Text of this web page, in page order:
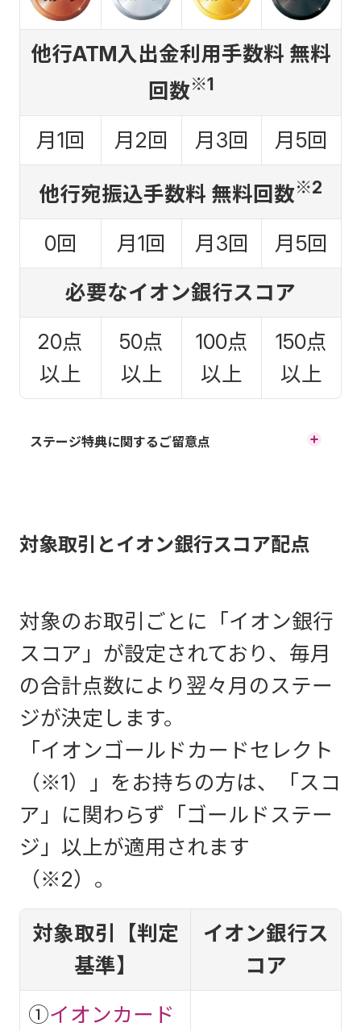
他行ATM入出金利用手数料 無料
回数※1
月1回 月2回 月3回 月5回
他行宛振込手数料 無料回数※2
0回 月1回 月3回
月5回
必要なイオン銀行スコア
20点
以上
50点
以上
100点
以上
150点
以上
ステージ特典に関するご留意点
※1 時間外手数料を含め、無料となります。一部の提携金融
載される場合がございます。
※2 インターネットバンキング、当社ATMでの当社キャッ
シュカード利用時の他行宛振込手数料が無料となります。
定額自動振込も対象となります。当社ATMでの現金による
お振込み、店頭窓口でのお振込み、WEB即時決済サービス
は対象となりません。イオンカードセレクト、キャッシュ
＋デビット特典の他行宛振込手数料無料回数と重複がある
場合は特典の多い回数を適用いたします。
込のお手続き（操作）した月の無料回数が減算されます。
対象取引とイオン銀行スコア配点
対象のお取引ごとに「イオン銀行
スコア」が設定されており、毎月
の合計点数により翌々月のステー
ジが決定します。
「イオンゴールドカードセレクト
（※1）」をお持ちの方は、「スコ
ア」に関わらず「ゴールドステー
ジ」以上が適用されます
（※2）。
対象取引【判定
基準】
イオン銀行ス
コア
①イオンカード